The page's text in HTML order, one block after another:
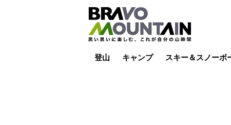
登山 キャンプ スキー＆スノーボ